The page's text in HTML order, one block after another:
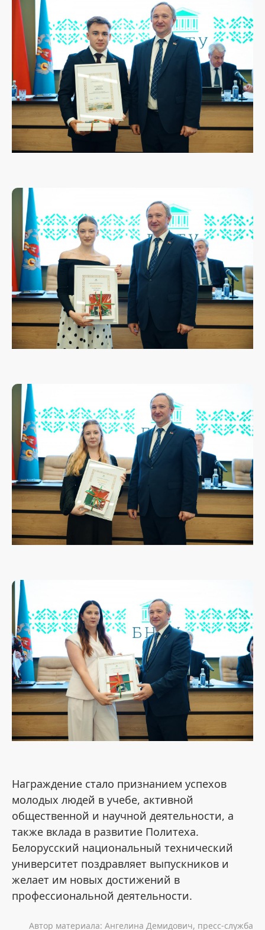
Награждение стало признанием успехов
молодых людей в учебе, активной
общественной и научной деятельности, а
также вклада в развитие Политеха.
Белорусский национальный технический
университет поздравляет выпускников и
желает им новых достижений в
профессиональной деятельности.
Автор материала: Ангелина Демидович, пресс-служба